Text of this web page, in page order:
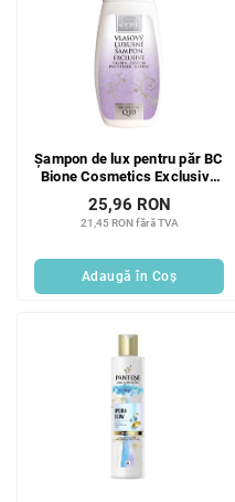
Șampon de lux pentru păr BC
Bione Cosmetics Exclusive
Q10 260 ml
21,45 RON fără TVA
25,96 RON
Adaugă în Coş